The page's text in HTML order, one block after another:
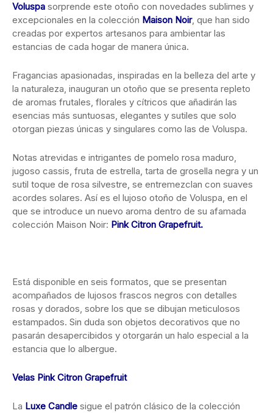
Voluspa sorprende este otoño con novedades sublimes y
excepcionales en la colección Maison Noir, que han sido
creadas por expertos artesanos para ambientar las
estancias de cada hogar de manera única.
Fragancias apasionadas, inspiradas en la belleza del arte y
la naturaleza, inauguran un otoño que se presenta repleto
de aromas frutales, florales y cítricos que añadirán las
esencias más suntuosas, elegantes y sutiles que solo
otorgan piezas únicas y singulares como las de Voluspa.
Notas atrevidas e intrigantes de pomelo rosa maduro,
jugoso cassis, fruta de estrella, tarta de grosella negra y un
sutil toque de rosa silvestre, se entremezclan con suaves
acordes solares. Así es el lujoso otoño de Voluspa, en el
que se introduce un nuevo aroma dentro de su afamada
colección Maison Noir: Pink Citron Grapefruit.
Está disponible en seis formatos, que se presentan
acompañados de lujosos frascos negros con detalles
rosas y dorados, sobre los que se dibujan meticulosos
estampados. Sin duda son objetos decorativos que no
pasarán desapercibidos y otorgarán un halo especial a la
estancia que lo albergue.
Velas Pink Citron Grapefruit
La Luxe Candle sigue el patrón clásico de la colección